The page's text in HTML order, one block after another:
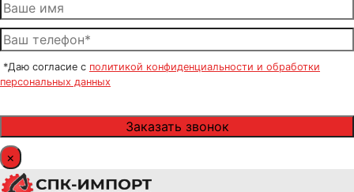
*Даю согласие с политикой конфиденциальности и обработки
персональных данных
×